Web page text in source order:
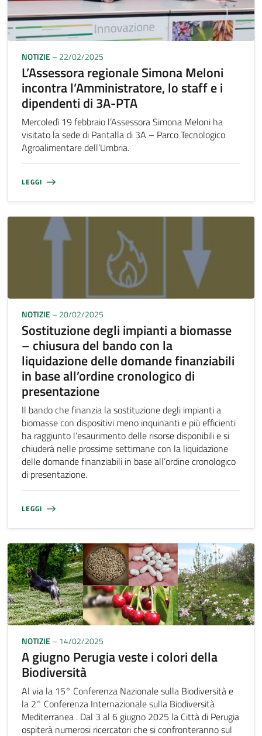
NOTIZIE– 22/02/2025
L’Assessora regionale Simona Meloni
incontra l’Amministratore, lo staff e i
dipendenti di 3A-PTA
Mercoledì 19 febbraio l’Assessora Simona Meloni ha
visitato la sede di Pantalla di 3A – Parco Tecnologico
Agroalimentare dell’Umbria.
LEGGI
NOTIZIE– 20/02/2025
Sostituzione degli impianti a biomasse
– chiusura del bando con la
liquidazione delle domande finanziabili
in base all’ordine cronologico di
presentazione
Il bando che finanzia la sostituzione degli impianti a
biomasse con dispositivi meno inquinanti e più efficienti
ha raggiunto l’esaurimento delle risorse disponibili e si
chiuderà nelle prossime settimane con la liquidazione
delle domande finanziabili in base all’ordine cronologico
di presentazione.
LEGGI
NOTIZIE– 14/02/2025
A giugno Perugia veste i colori della
Biodiversità
Al via la 15° Conferenza Nazionale sulla Biodiversità e
la 2° Conferenza Internazionale sulla Biodiversità
Mediterranea . Dal 3 al 6 giugno 2025 la Città di Perugia
ospiterà numerosi ricercatori che si confronteranno sul